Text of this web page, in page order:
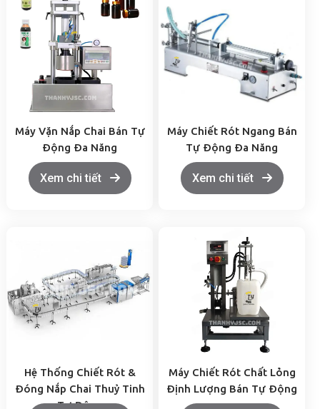
Máy Vặn Nắp Chai Bán Tự
Động Đa Năng
Xem chi tiết
Máy Chiết Rót Ngang Bán
Tự Động Đa Năng
Xem chi tiết
Hệ Thống Chiết Rót &
Đóng Nắp Chai Thuỷ Tinh
Tự Động
Máy Chiết Rót Chất Lỏng
Định Lượng Bán Tự Động